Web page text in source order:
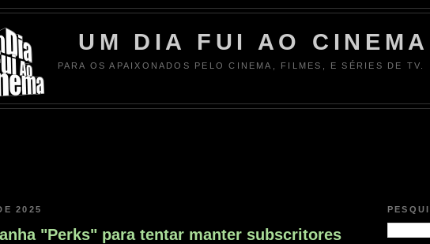
UM DIA FUI AO CINEMA
PARA OS APAIXONADOS PELO CINEMA, FILMES, E SÉRIES DE TV.
2025
"Perks" para tentar manter subscritores